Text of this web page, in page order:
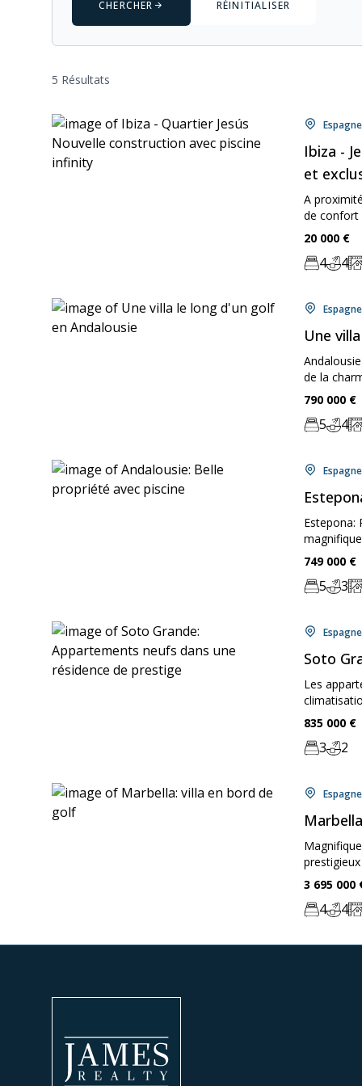
CHERCHER RÉINITIALISER
5 Résultats
Espagne
Ibiza -
et
A
de confort
Price:
20 000 €
Chambre:
4 4
Espagne
Une
de la
Price:
790 000 €
Chambre:
5 4
Espagne
Estepona:
Price:
749 000 €
Chambre:
5 3
Espagne
Soto
Les
Price:
835 000 €
Chambre:
3 2
Espagne
Price:
3 695 000
Chambre:
4 4